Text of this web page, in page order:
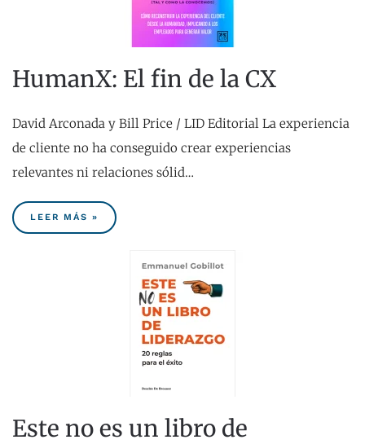
HumanX: El fin de la CX
David Arconada y Bill Price / LID Editorial La experiencia
de cliente no ha conseguido crear experiencias
relevantes ni relaciones sólid…
LEER MÁS »
Este no es un libro de